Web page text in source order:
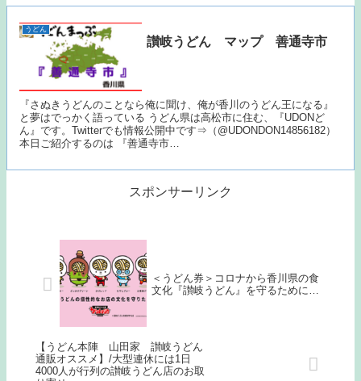
うどん
讃岐うどん マップ 善通寺市
『さぬきうどんのことなら俺に聞け、俺が香川のうどん王になる』
と夢はでっかく語っている うどん県は高松市に住む、『UDONど
ん』です。Twitterでも情報公開中です⇒（@UDONDON14856182）
本日ご紹介するのは 『善通寺市…
スポンサーリンク
＜うどん券＞コロナから香川県の食
文化『讃岐うどん』を守るために…
【うどん本陣 山田家 讃岐うどん
通販オススメ】/大型連休には1日
4000人が行列の讃岐うどん店のお取